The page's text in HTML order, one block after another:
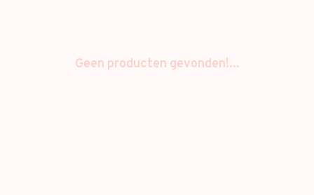
Geen producten gevonden!...